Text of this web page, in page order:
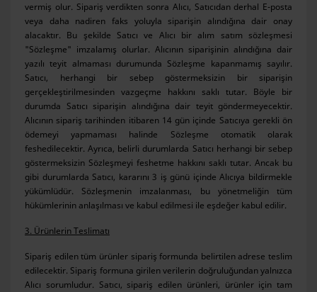
vermiş olur. Sipariş verdikten sonra Alıcı, Satıcıdan derhal E-posta
veya daha nadiren faks yoluyla siparişin alındığına dair onay
alacaktır. Bu şekilde Satıcı ve Alıcı bir alım satım sözleşmesi
"Sözleşme" imzalamış olurlar. Alıcının siparişinin alındığına dair
yazılı teyit almaması durumunda Sözleşme kapanmamış sayılır.
Satıcı, herhangi bir sebep göstermeksizin bir siparişin
gerçekleştirilmesinden vazgeçme hakkını saklı tutar. Böyle bir
durumda Satıcı siparişin alındığına dair teyit göndermeyecektir.
Alıcının sipariş tarihinden itibaren 14 gün içinde Satıcıya gerekli ön
ödemeyi yapmaması halinde Sözleşme otomatik olarak
feshedilecektir. Ayrıca, belirli durumlarda Satıcı herhangi bir sebep
göstermeksizin Sözleşmeyi feshetme hakkını saklı tutar. Ancak bu
gibi durumlarda Satıcı, kararını 3 iş günü içinde Alıcıya bildirmekle
yükümlüdür. Sözleşmenin imzalanması, bu yönetmeliğin tüm
hükümlerinin anlaşılması ve kabul edilmesi ile eşdeğer kabul edilir.
3. Ürünlerin Teslimatı
Sipariş edilen tüm ürünler sipariş formunda belirtilen adrese teslim
edilecektir. Sipariş formuna girilen verilerin doğruluğundan yalnızca
Alıcı sorumludur. Satıcı, sipariş edilen ürünleri, ürünler için tam